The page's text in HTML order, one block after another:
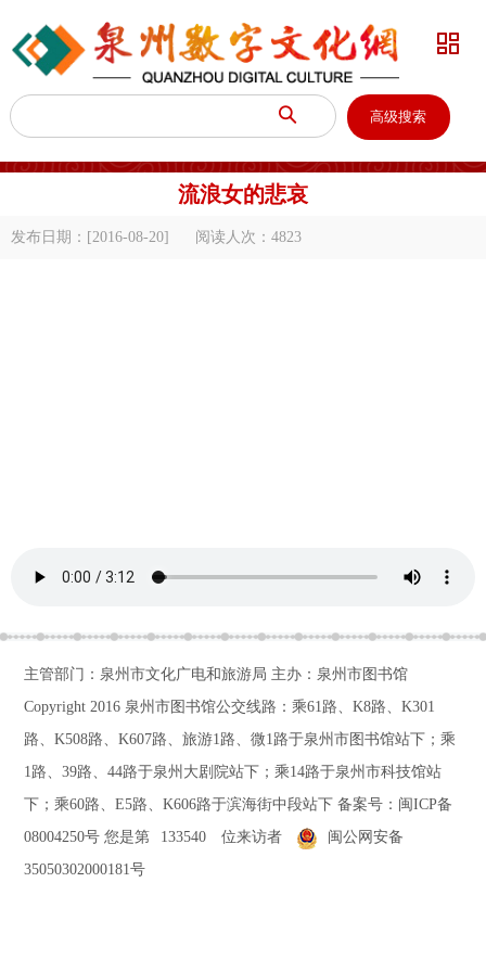
 高级搜索

流浪女的悲哀
发布日期：[2016-08-20] 阅读人次： 4823
主管部门：泉州市文化广电和旅游局 主办：泉州市图书馆
Copyright 2016 泉州市图书馆公交线路：乘61路、K8路、K301
路、K508路、K607路、旅游1路、微1路于泉州市图书馆站下；乘
1路、39路、44路于泉州大剧院站下；乘14路于泉州市科技馆站
下；乘60路、E5路、K606路于滨海街中段站下备案号： 闽ICP备
08004250号 您是第 133540 位来访者
闽公网安备
35050302000181号